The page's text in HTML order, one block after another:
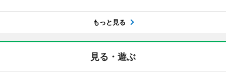
もっと見る
見る・遊ぶ